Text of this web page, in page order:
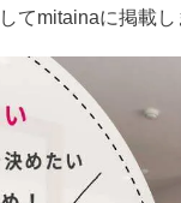
てmitainaに掲載